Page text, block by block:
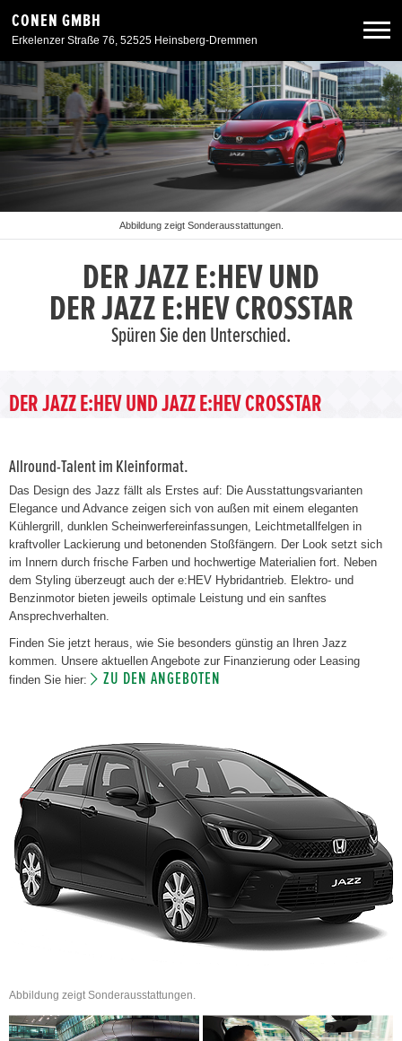
CONEN GMBH
Erkelenzer Straße 76, 52525 Heinsberg-Dremmen
Neuwagen
Gebrauchtwagen
Unser Autohaus
Abbildung zeigt Sonderausstattungen.
DER JAZZ E:HEV UND
DER JAZZ E:HEV CROSSTAR
Spüren Sie den Unterschied.
DER JAZZ E:HEV UND JAZZ E:HEV CROSSTAR
Allround-Talent im Kleinformat.
Das Design des Jazz fällt als Erstes auf: Die Ausstattungsvarianten
Elegance und Advance zeigen sich von außen mit einem eleganten
Kühlergrill, dunklen Scheinwerfereinfassungen, Leichtmetallfelgen in
kraftvoller Lackierung und betonenden Stoßfängern. Der Look setzt sich
im Innern durch frische Farben und hochwertige Materialien fort. Neben
dem Styling überzeugt auch der e:HEV Hybridantrieb. Elektro- und
Benzinmotor bieten jeweils optimale Leistung und ein sanftes
Ansprechverhalten.
Finden Sie jetzt heraus, wie Sie besonders günstig an Ihren Jazz
kommen. Unsere aktuellen Angebote zur Finanzierung oder Leasing
finden Sie hier:
ZU DEN ANGEBOTEN
Abbildung zeigt Sonderausstattungen.